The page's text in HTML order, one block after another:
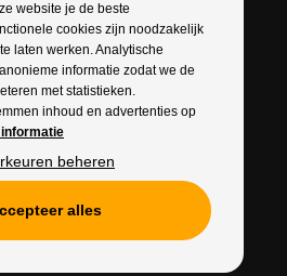
website je de beste
cookies zijn noodzakelijk
laten werken. Analytische
informatie zodat we de
met statistieken.
inhoud en advertenties op
informatie
beheren
alles